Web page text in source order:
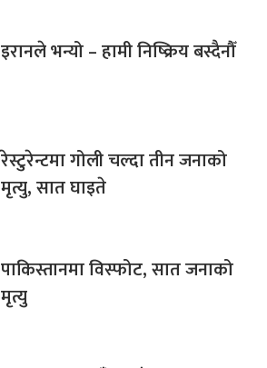
इरानले भन्यो – हामी निष्क्रिय बस्दैनौँ
रेस्टुरेन्टमा गोली चल्दा तीन जनाको
मृत्यु, सात घाइते
पाकिस्तानमा विस्फोट, सात जनाको
मृत्यु